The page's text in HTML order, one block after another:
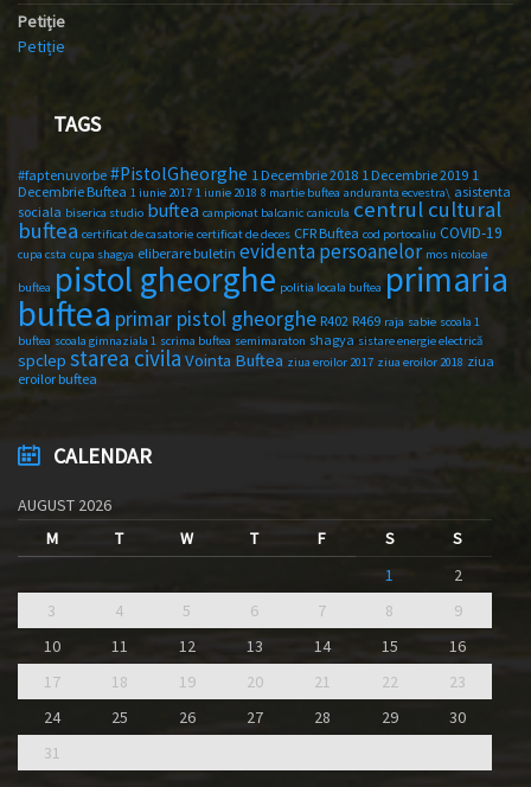
Petiție
Petiție
TAGS
#faptenuvorbe #PistolGheorghe 1 Decembrie 2018 1 Decembrie 2019 1
Decembrie Buftea 1 iunie 2017 1 iunie 2018 8 martie buftea anduranta ecvestra\ asistenta
sociala biserica studio buftea campionat balcanic canicula centrul cultural
buftea certificat de casatorie certificat de deces CFR Buftea cod portocaliu COVID-19
cupa csta cupa shagya eliberare buletin evidenta persoanelor mos nicolae
buftea pistol gheorghe politia locala buftea primaria
buftea primar pistol gheorghe R402 R469 raja sabie scoala 1
buftea scoala gimnaziala 1 scrima buftea semimaraton shagya sistare energie electrică
spclep starea civila Vointa Buftea ziua eroilor 2017 ziua eroilor 2018 ziua
eroilor buftea
CALENDAR
AUGUST 2026
M
T W T F S
S
1
2
3
4 5 6 7 8
9
10
11 12 13 14 15
16
17
18 19 20 21 22
23
24
25 26 27 28 29
30
31